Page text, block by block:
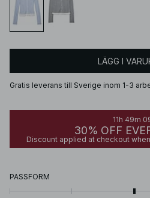
LÄGG I
Gratis leverans till Sverige inom 1-3
11h 49m
30% OFF
Discount applied at checkout
PASSFORM